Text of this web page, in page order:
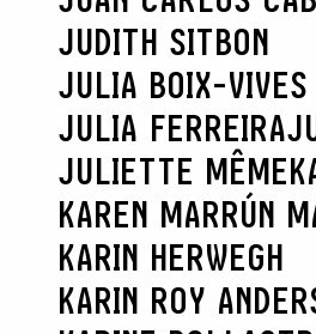
JUDITH SITBON
JULIA BOIX-VIVES
JULIA FERREIRA
JULIETTE MÊME
KAREN MARRÚN
KARIN HERWEGH
KARIN ROY